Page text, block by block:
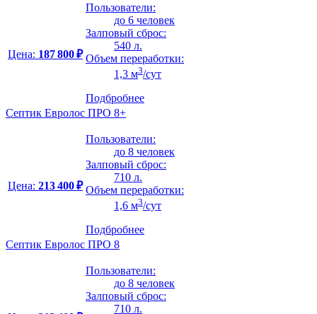
Цена: 187 800 ₽
Пользователи:
до 6 человек
Залповый сброс:
540 л.
Объем переработки:
1,3 м3/сут
Подбробнее
Септик Евролос ПРО 8+
Цена: 213 400 ₽
Пользователи:
до 8 человек
Залповый сброс:
710 л.
Объем переработки:
1,6 м3/сут
Подбробнее
Септик Евролос ПРО 8
Пользователи:
до 8 человек
Залповый сброс:
710 л.